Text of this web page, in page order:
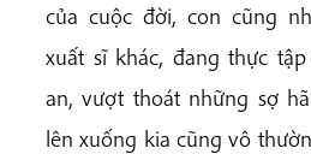
của cuộc đời, con cũng
xuất sĩ khác, đang thực
an, vượt thoát những sợ
lên xuống kia cũng vô